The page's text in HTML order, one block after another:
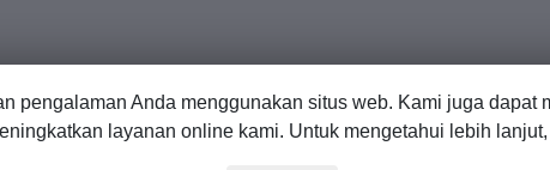
pengalaman Anda menggunakan situs web. Kami juga
layanan online kami. Untuk mengetahui lebih